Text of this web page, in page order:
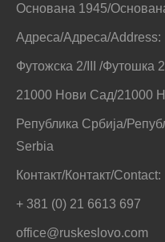
Основана 1945/
Адреса/Адреса/Address:
Футожска 2/III /Футошка
21000 Нови Сад/21000
Република Србија/
Serbia
Контакт/Контакт/Contact:
+ 381 (0) 21 6613 697
office@ruskeslovo.com